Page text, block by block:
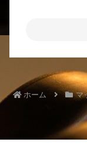
ホーム マ